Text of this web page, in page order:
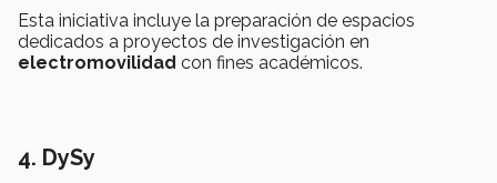
Esta iniciativa incluye la preparación de espacios
dedicados a proyectos de investigación en
electromovilidad con fines académicos.
4. DySy